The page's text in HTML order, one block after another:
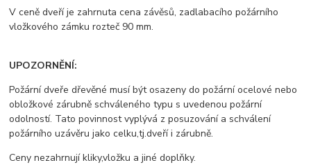
V ceně dveří je zahrnuta cena závěsů, zadlabacího požárního
vložkového zámku rozteč 90 mm.
UPOZORNĚNÍ:
Požární dveře dřevěné musí být osazeny do požární ocelové nebo
obložkové zárubně schváleného typu s uvedenou požární
odolností. Tato povinnost vyplývá z posuzování a schválení
požárního uzávěru jako celku,tj.dveří i zárubně.
Ceny nezahrnují kliky,vložku a jiné doplňky.